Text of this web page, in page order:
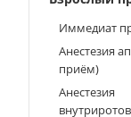
Иммедиат
Анестезия
приём)
Анестезия